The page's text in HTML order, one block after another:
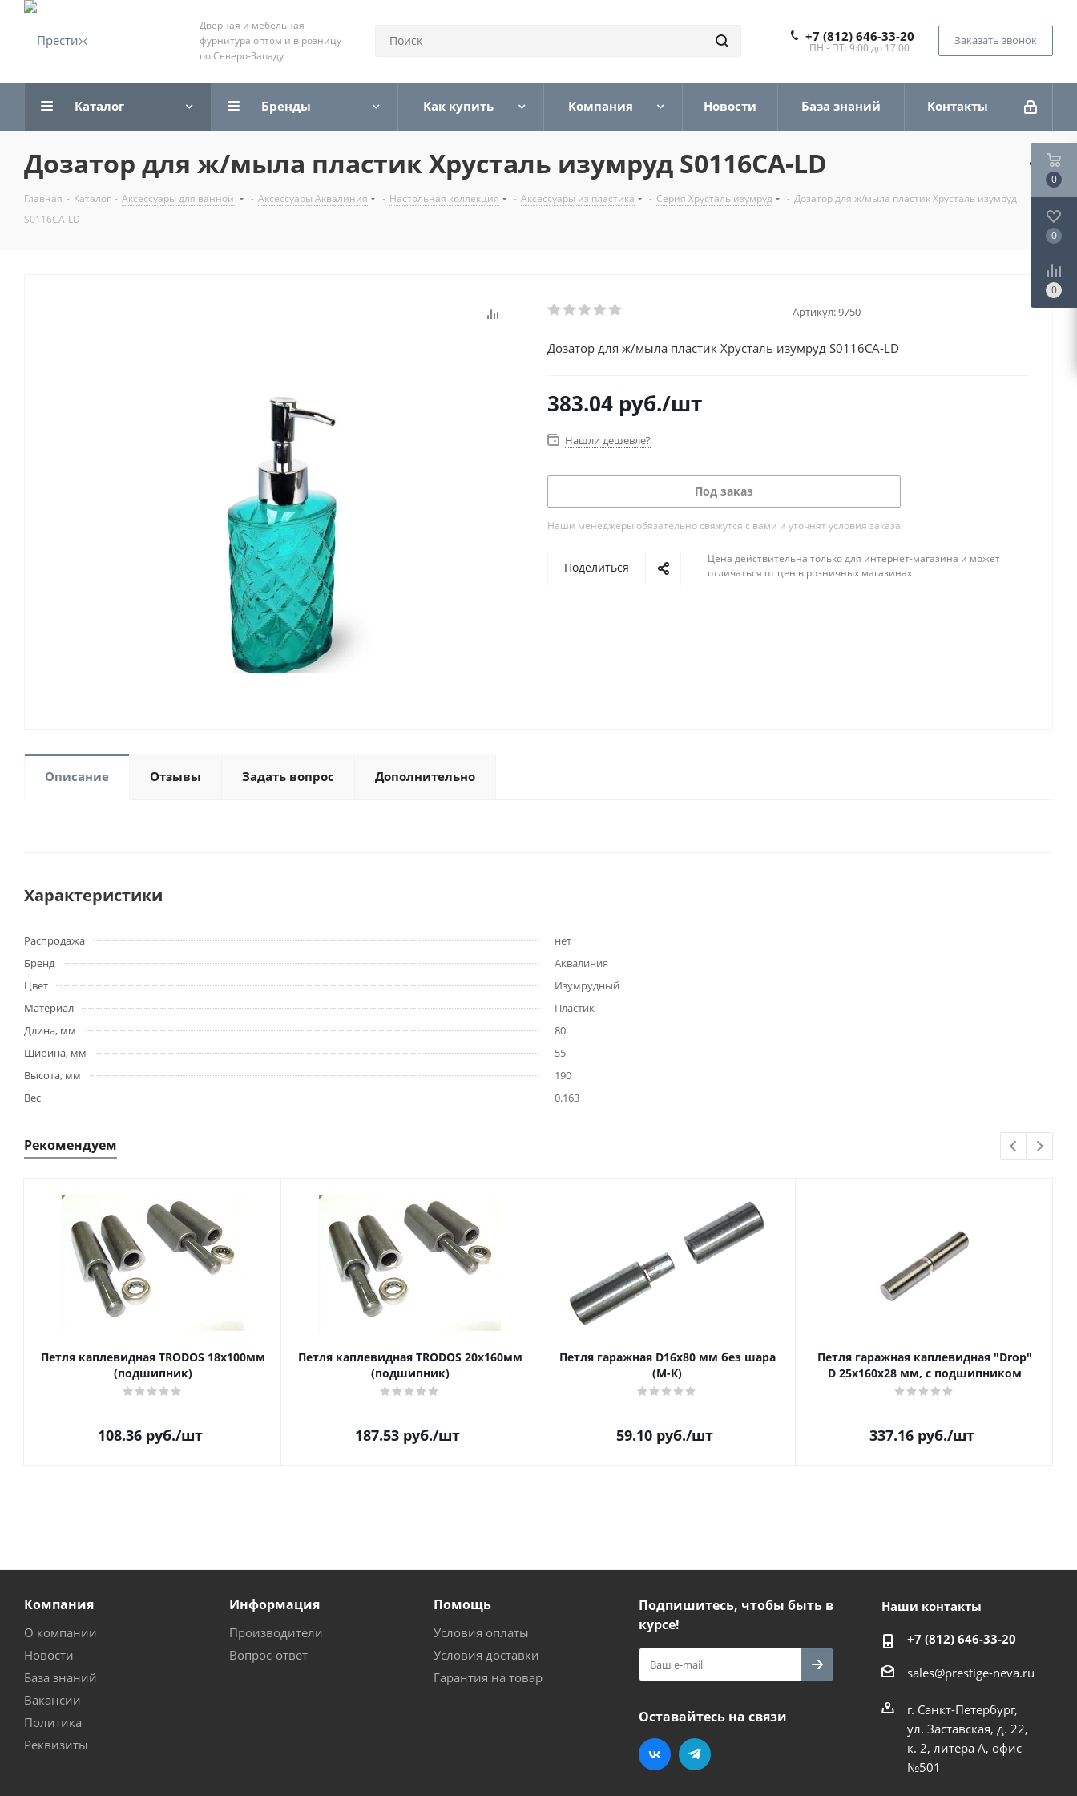
Дверная и мебельная
фурнитура оптом и в розницу
по Северо-Западу
+7 (812) 646-33-20
ПН - ПТ: 9:00 до 17:00
Заказать звонок
Каталог Бренды Как купить Компания Новости База знаний Контакты
Дозатор для ж/мыла пластик Хрусталь изумруд S0116CA-LD
Главная - Каталог - Аксессуары для ванной - Аксессуары Аквалиния - Настольная коллекция - Аксессуары из пластика - Серия Хрусталь изумруд - Дозатор для ж/мыла пластик Хрусталь изумруд
S0116CA-LD
Артикул:9750
Дозатор для ж/мыла пластик Хрусталь изумруд S0116CA-LD
383.04 руб./шт
Нашли дешевле?
Под заказ
Наши менеджеры обязательно свяжутся с вами и уточнят условия заказа
Поделиться
Цена действительна только для интернет-магазина и может
отличаться от цен в розничных магазинах
Описание Отзывы Задать вопрос Дополнительно
Характеристики
Распродажа
нет
Бренд
Аквалиния
Цвет
Изумрудный
Материал
Пластик
Длина, мм
80
Ширина, мм
55
Высота, мм
190
Вес
0.163
Рекомендуем
Петля каплевидная TRODOS 18х100мм
(подшипник)
108.36руб./шт
Петля каплевидная TRODOS 20х160мм
(подшипник)
187.53руб./шт
Петля гаражная D16х80 мм без шара
(М-К)
59.10руб./шт
Петля гаражная каплевидная "Drop"
D 25х160х28 мм, с подшипником
337.16руб./шт
Компания
О компании
Новости
База знаний
Вакансии
Политика
Реквизиты
Информация
Производители
Вопрос-ответ
Помощь
Условия оплаты
Условия доставки
Гарантия на товар
Подпишитесь, чтобы быть в
курсе!
Оставайтесь на связи
Наши контакты
+7 (812) 646-33-20
sales@prestige-neva.ru
г. Санкт-Петербург,
ул. Заставская, д. 22,
к. 2, литера А, офис
№501
0
0
0